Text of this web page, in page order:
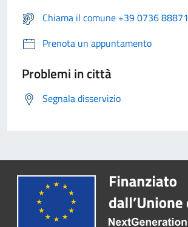
Chiama il comune +39 0736 88871
Prenota un appuntamento
Problemi in città
Segnala disservizio